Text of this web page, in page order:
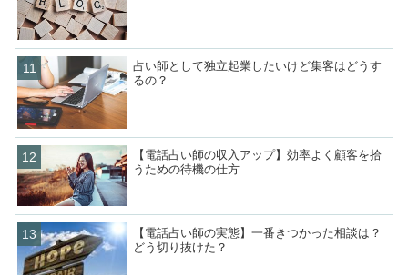
占い師として独立起業したいけど集客はどうす
るの？
【電話占い師の収入アップ】効率よく顧客を拾
うための待機の仕方
【電話占い師の実態】一番きつかった相談は？
どう切り抜けた？